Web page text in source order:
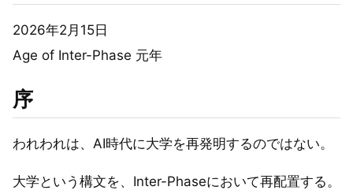
2026年2月15日
Age of Inter-Phase 元年
序
われわれは、AI時代に大学を再発明するのではない。
大学という構文を、Inter-Phaseにおいて再配置する。